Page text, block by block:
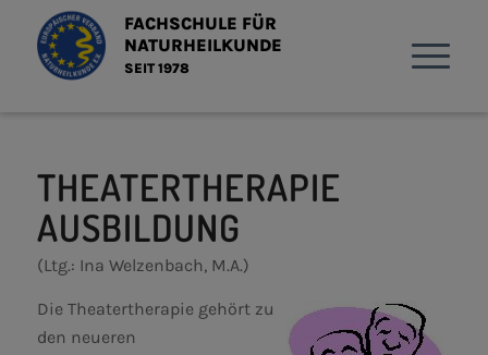
FACHSCHULE FÜR
NATURHEILKUNDE
SEIT 1978
THEATERTHERAPIE
AUSBILDUNG
(Ltg.: Ina Welzenbach, M.A.)
Die Theatertherapie gehört zu
den neueren